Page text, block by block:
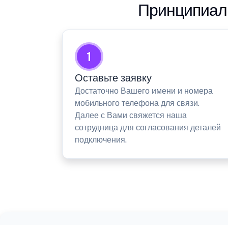
1
Оставьте заявку
Достаточно Вашего имени и номера
мобильного телефона для связи.
Далее с Вами свяжется наша
сотрудница для согласования деталей
подключения.